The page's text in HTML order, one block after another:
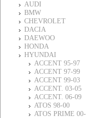
AUDI
BMW
CHEVROLET
DACIA
DAEWOO
HONDA
HYUNDAI
ACCENT 95-97
ACCENT 97-99
ACCENT 99-03
ACCENT. 03-05
ACCENT. 06-09
ATOS 98-00
ATOS PRIME 00-